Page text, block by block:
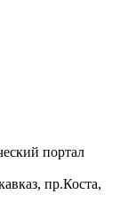
портал
пр.Коста,